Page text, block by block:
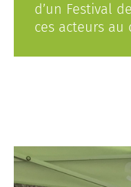
d’un Festival
ces acteurs au